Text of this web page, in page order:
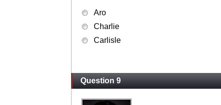
Aro
Charlie
Carlisle
Question 9